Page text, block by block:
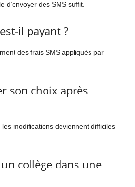
d’envoyer des SMS suffit.
il payant ?
des frais SMS appliqués par
son choix après
modifications deviennent difficiles
collège dans une